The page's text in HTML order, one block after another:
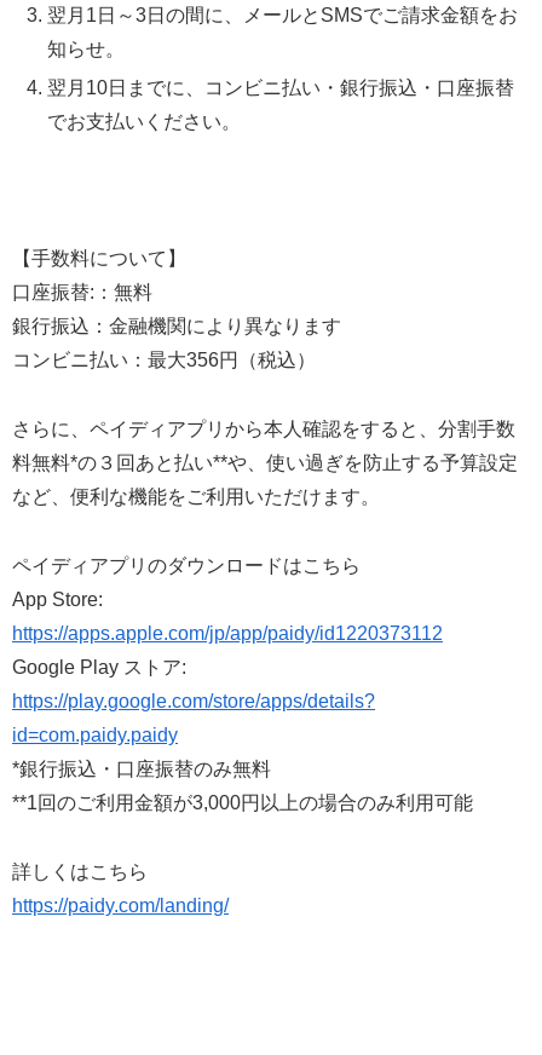
翌月1日～3日の間に、メールとSMSでご請求金額をお
知らせ。
翌月10日までに、コンビニ払い・銀行振込・口座振替
でお支払いください。
【手数料について】
口座振替:：無料
銀行振込：金融機関により異なります
コンビニ払い：最大356円（税込）
さらに、ペイディアプリから本人確認をすると、分割手数
料無料*の３回あと払い**や、使い過ぎを防止する予算設定
など、便利な機能をご利用いただけます。
ペイディアプリのダウンロードはこちら
App Store:
https://apps.apple.com/jp/app/paidy/id1220373112
Google Play ストア:
https://play.google.com/store/apps/details?
id=com.paidy.paidy
*銀行振込・口座振替のみ無料
**1回のご利用金額が3,000円以上の場合のみ利用可能
詳しくはこちら
https://paidy.com/landing/